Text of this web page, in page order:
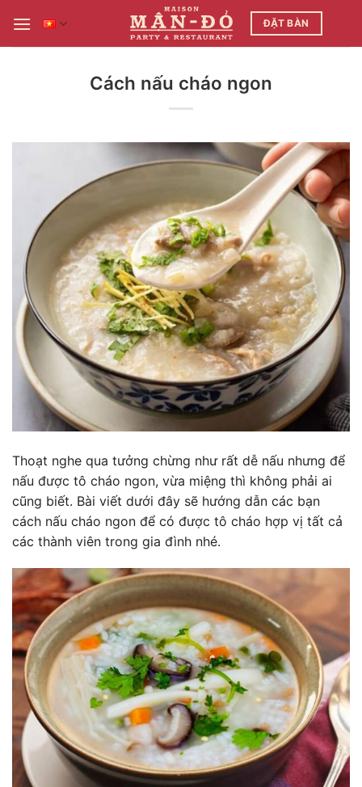
qua
nội
ĐẶT BÀN
Cách nấu cháo ngon
Thoạt nghe qua tưởng chừng như rất dễ nấu nhưng để
nấu được tô cháo ngon, vừa miệng thì không phải ai
cũng biết. Bài viết dưới đây sẽ hướng dẫn các bạn
cách nấu cháo ngon để có được tô cháo hợp vị tất cả
các thành viên trong gia đình nhé.